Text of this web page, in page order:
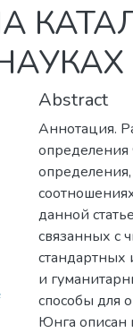
Abstract
Аннотация.
определения
данной
связанных с
стандартных
и
способы для
Юнга описан